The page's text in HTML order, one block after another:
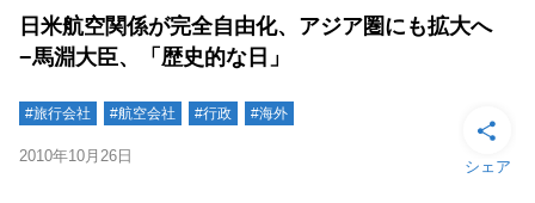
日米航空関係が完全自由化、アジア圏にも拡大へ
−馬淵大臣、「歴史的な日」
#旅行会社 #航空会社 #行政 #海外
2010年10月26日
シェア